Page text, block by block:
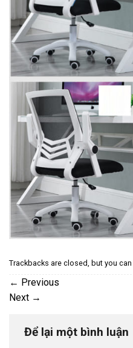
Trackbacks are closed, but you can
← Previous
Next →
Để lại một bình luận